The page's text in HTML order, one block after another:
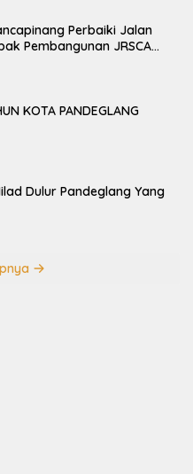
Perbaiki Jalan
Pembangunan JRSCA
KOTA PANDEGLANG
Dulur Pandeglang Yang